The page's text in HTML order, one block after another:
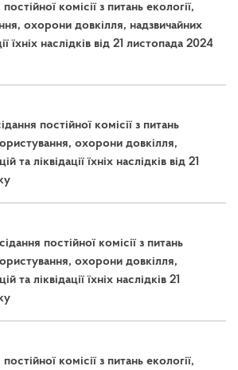
комісії з питань екології,
охорони довкілля, надзвичайних
їхніх наслідків від 21 листопада 2024
постійної комісії з питань
охорони довкілля,
та ліквідації їхніх наслідків від 21
постійної комісії з питань
охорони довкілля,
та ліквідації їхніх наслідків 21
комісії з питань екології,